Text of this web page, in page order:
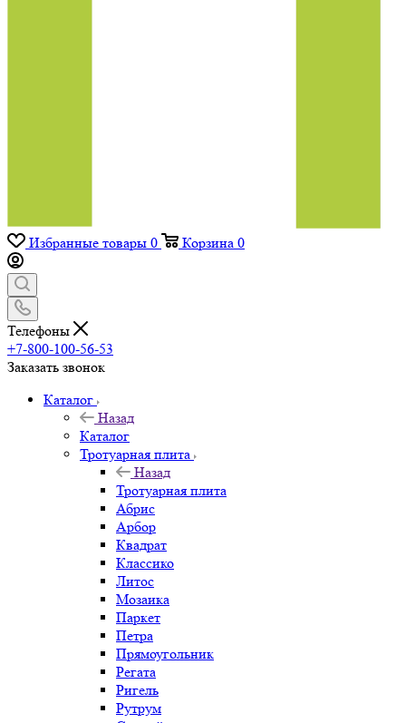
Избранные товары 0 Корзина 0
Телефоны
+7-800-100-56-53
Заказать звонок
Каталог
Назад
Каталог
Тротуарная плита
Назад
Тротуарная плита
Абрис
Арбор
Квадрат
Классико
Литос
Мозаика
Паркет
Петра
Прямоугольник
Регата
Ригель
Рутрум